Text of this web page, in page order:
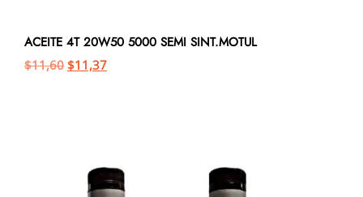
ACEITE 4T 20W50 5000 SEMI SINT.MOTUL
$11,60 $11,37